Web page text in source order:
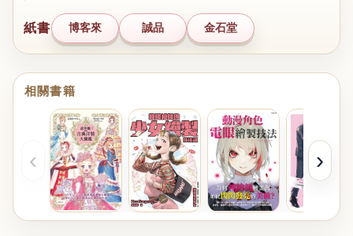
紙書 博客來 誠品 金石堂
相關書籍
‹ ›